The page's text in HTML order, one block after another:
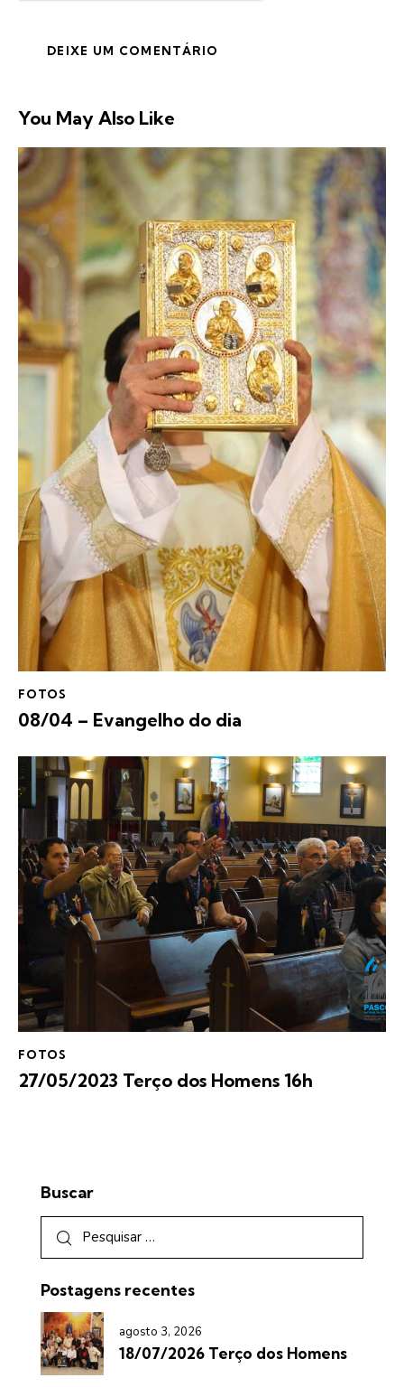
You May Also Like
FOTOS
08/04 – Evangelho do dia
FOTOS
27/05/2023 Terço dos Homens 16h
Buscar
Postagens recentes
agosto 3, 2026
18/07/2026 Terço dos Homens